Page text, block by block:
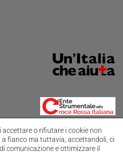
accettare o rifiutare i cookie non
fianco ma tuttavia, accettandoli, ci
comunicazione e ottimizzare il